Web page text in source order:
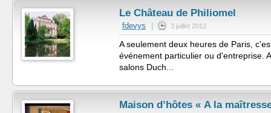
Le Château de Philiomel
fdevys 3 juillet 2012
A seulement deux heures de Paris,
événement particulier ou d'entreprise.
salons Duch...
Maison d’hôtes « A la